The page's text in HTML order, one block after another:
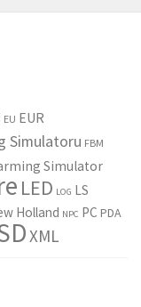
EU EUR
Simulatoru FBM
Simulator
LED LOG LS
Holland NPC PC PDA
XML